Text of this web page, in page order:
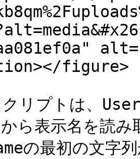
figure>
リプトは、
ら表示名を読
の最初の文字